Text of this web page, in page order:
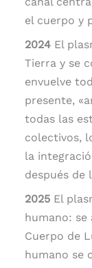
el cuerpo y
2024 El
Tierra y se
envuelve
presente,
todas las
colectivos,
la
después de
2025 El
humano: se
Cuerpo de
humano se